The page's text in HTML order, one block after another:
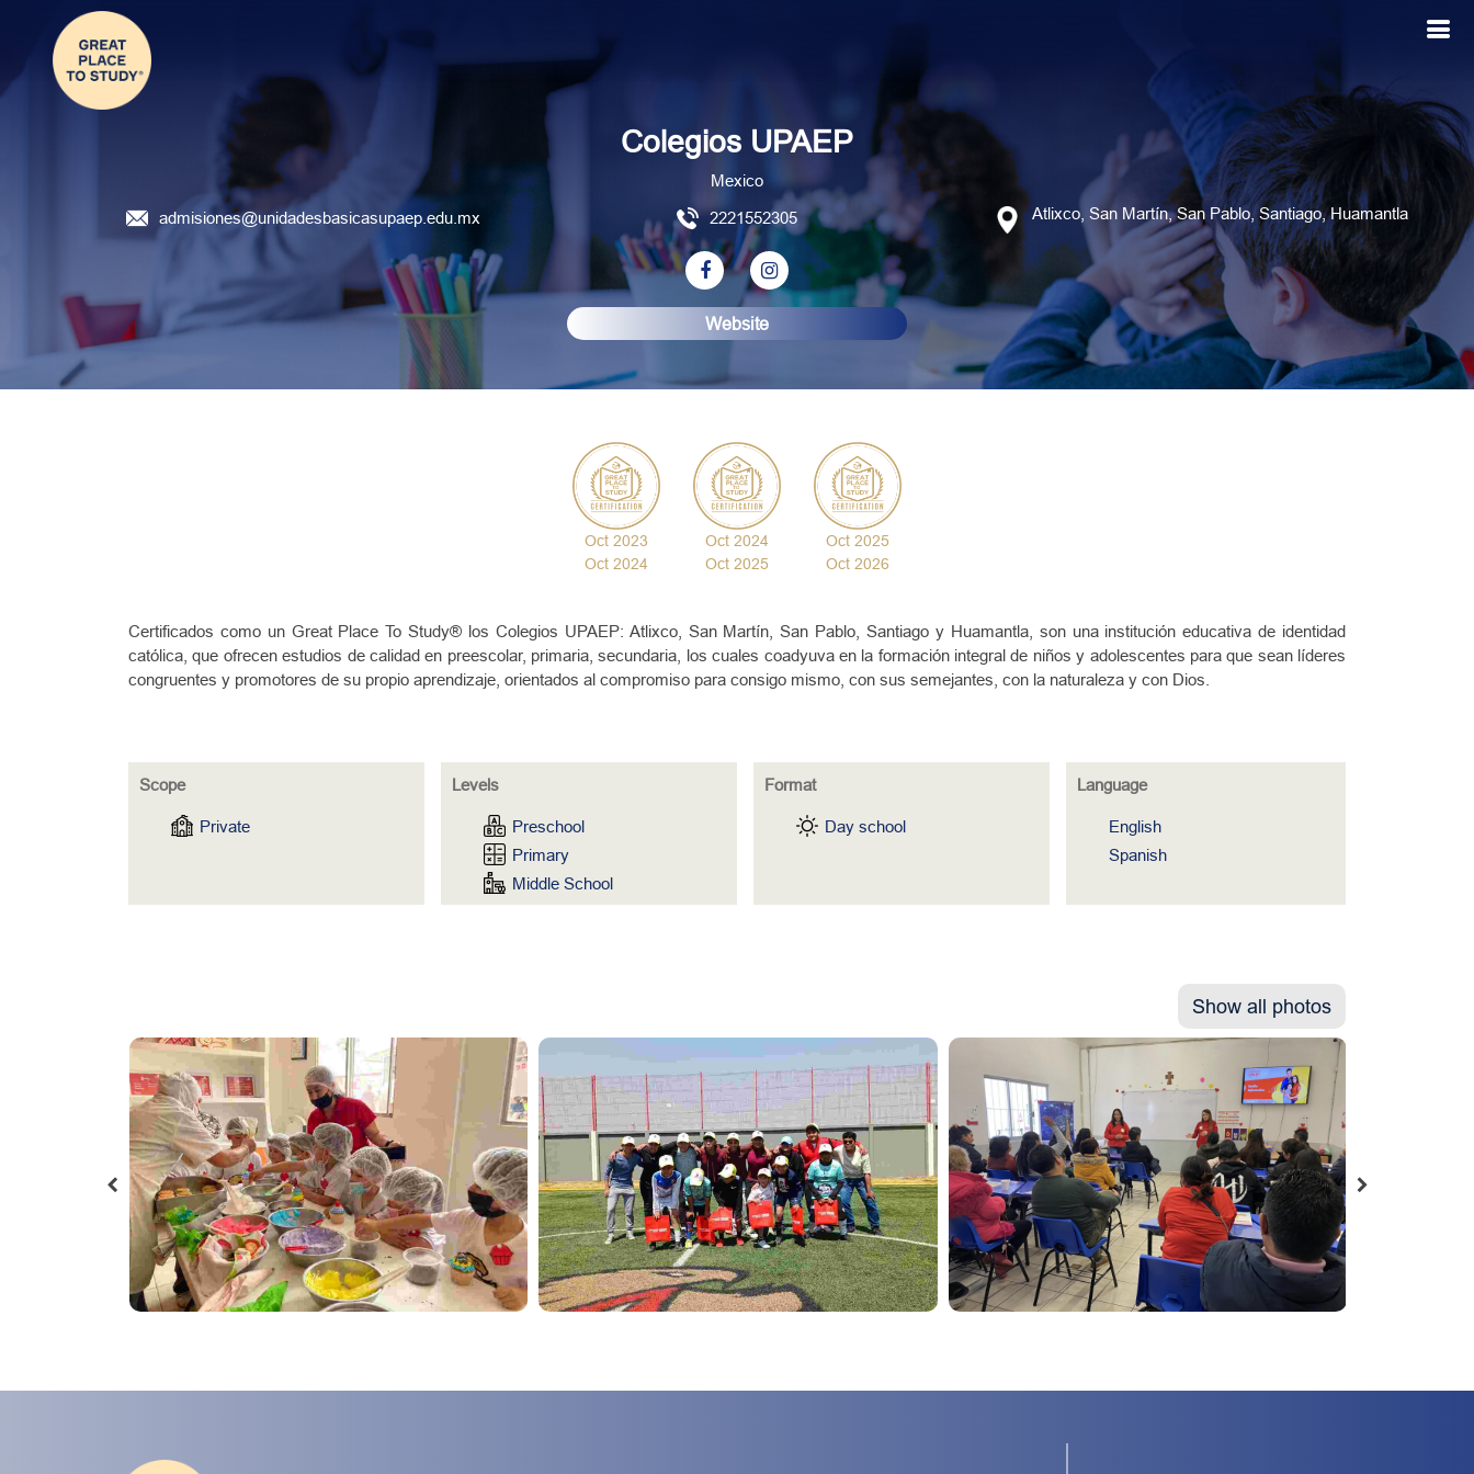
Colegios UPAEP Colegios UPAEP
Mexico
admisiones@unidadesbasicasupaep.edu.mx
2221552305 Atlixco, San Martín, San Pablo, Santiago, Huamantla
Website
Oct 2023
Oct 2024
Oct 2024
Oct 2025
Oct 2025
Oct 2026
Certificados como un Great Place To Study® los Colegios UPAEP: Atlixco, San Martín, San Pablo, Santiago y Huamantla, son una institución educativa de identidad
católica, que ofrecen estudios de calidad en preescolar, primaria, secundaria, los cuales coadyuva en la formación integral de niños y adolescentes para que sean líderes
congruentes y promotores de su propio aprendizaje, orientados al compromiso para consigo mismo, con sus semejantes, con la naturaleza y con Dios.
Scope
Private
Levels
Preschool
Primary
Middle School
Format
Day school
Language
English
Spanish
Show all photos